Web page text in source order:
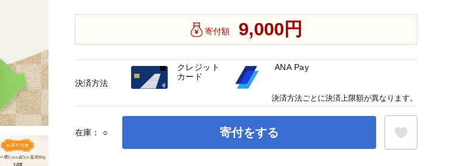
寄付額 9,000円
在庫： ○ 寄付をする
決済方法
クレジット
カード
ANA Pay
決済方法ごとに決済上限額が異なります。